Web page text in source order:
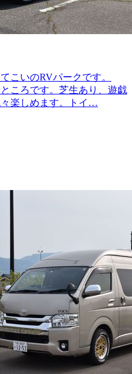
こいのRVパークです。
ころです。芝生あり、遊戯
楽しめます。トイ…